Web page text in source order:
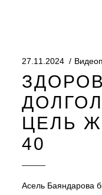
27.11.2024
ЦЕЛЬ
40
Асель Баяндарова